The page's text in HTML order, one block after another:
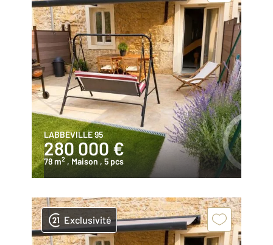
LABBEVILLE 95
280 000 €
78 m2 , Maison , 5 pcs
Exclusivité